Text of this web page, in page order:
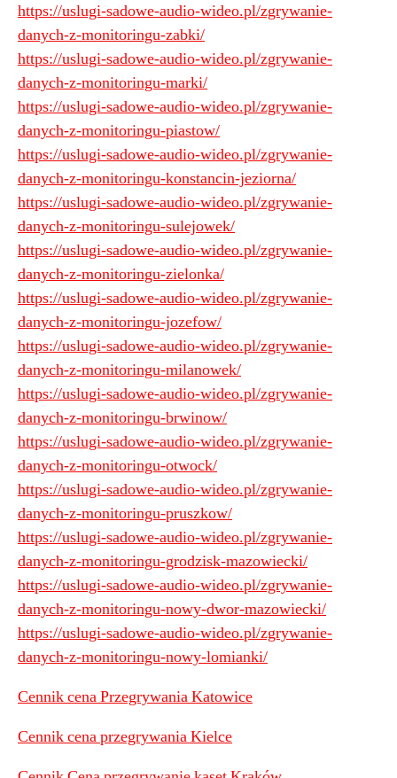
https://uslugi-sadowe-audio-wideo.pl/zgrywanie-
danych-z-monitoringu-zabki/
https://uslugi-sadowe-audio-wideo.pl/zgrywanie-
danych-z-monitoringu-marki/
https://uslugi-sadowe-audio-wideo.pl/zgrywanie-
danych-z-monitoringu-piastow/
https://uslugi-sadowe-audio-wideo.pl/zgrywanie-
danych-z-monitoringu-konstancin-jeziorna/
https://uslugi-sadowe-audio-wideo.pl/zgrywanie-
danych-z-monitoringu-sulejowek/
https://uslugi-sadowe-audio-wideo.pl/zgrywanie-
danych-z-monitoringu-zielonka/
https://uslugi-sadowe-audio-wideo.pl/zgrywanie-
danych-z-monitoringu-jozefow/
https://uslugi-sadowe-audio-wideo.pl/zgrywanie-
danych-z-monitoringu-milanowek/
https://uslugi-sadowe-audio-wideo.pl/zgrywanie-
danych-z-monitoringu-brwinow/
https://uslugi-sadowe-audio-wideo.pl/zgrywanie-
danych-z-monitoringu-otwock/
https://uslugi-sadowe-audio-wideo.pl/zgrywanie-
danych-z-monitoringu-pruszkow/
https://uslugi-sadowe-audio-wideo.pl/zgrywanie-
danych-z-monitoringu-grodzisk-mazowiecki/
https://uslugi-sadowe-audio-wideo.pl/zgrywanie-
danych-z-monitoringu-nowy-dwor-mazowiecki/
https://uslugi-sadowe-audio-wideo.pl/zgrywanie-
danych-z-monitoringu-nowy-lomianki/
Cennik cena Przegrywania Katowice
Cennik cena przegrywania Kielce